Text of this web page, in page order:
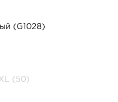
(G1028)
(50)